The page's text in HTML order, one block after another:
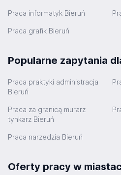
Praca informatyk Bieruń
Praca grafik Bieruń
Popularne zapytania
Praca praktyki administracja
Bieruń
Praca za granicą murarz
tynkarz Bieruń
Praca narzedzia Bieruń
Oferty pracy w